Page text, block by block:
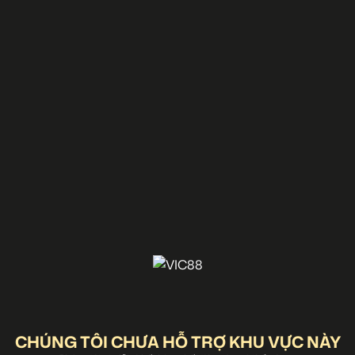
CHÚNG TÔI CHƯA HỖ TRỢ KHU VỰC NÀY